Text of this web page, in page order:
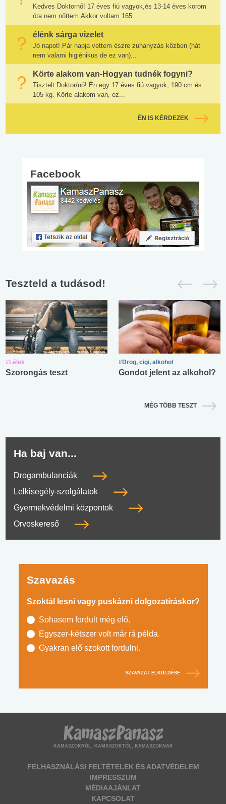
Kedves Doktornő! 17 éves fiú vagyok,és 13-14 éves korom
óta nem nőttem.Akkor voltam 165...
élénk sárga vizelet
Jó napot! Pár napja vettem észre zuhanyzás közben (hát
nem valami higiénikus de ez van)...
Körte alakom van-Hogyan tudnék fogyni?
Tisztelt Doktor/nő! Én egy 17 éves fiú vagyok, 190 cm és
105 kg. Körte alakom van, ez...
ÉN IS KÉRDEZEK
Facebook
Teszteld a tudásod!
#Lélek
Szorongás teszt
#Drog, cigi, alkohol
Gondot jelent az alkohol?
MÉG TÖBB TESZT
Ha baj van...
Drogambulanciák
Lelkisegély-szolgálatok
Gyermekvédelmi központok
Orvoskereső
Szavazás
Szoktál lesni vagy puskázni dolgozatíráskor?
Sohasem fordult még elő.
Egyszer-kétszer volt már rá példa.
Gyakran elő szokott fordulni.
SZAVAZAT ELKÜLDÉSE
KAMASZOKRÓL, KAMASZOKTÓL, KAMASZOKNAK
FELHASZNÁLÁSI FELTÉTELEK ÉS ADATVÉDELEM
IMPRESSZUM
MÉDIAAJÁNLAT
KAPCSOLAT